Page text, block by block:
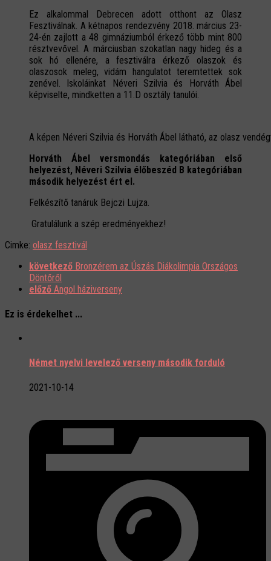
Ez alkalommal Debrecen adott otthont az Olasz
Fesztiválnak. A kétnapos rendezvény 2018. március 23-
24-én zajlott a 48 gimnáziumból érkező több mint 800
résztvevővel. A márciusban szokatlan nagy hideg és a
sok hó ellenére, a fesztiválra érkező olaszok és
olaszosok meleg, vidám hangulatot teremtettek sok
zenével. Iskoláinkat Néveri Szilvia és Horváth Ábel
képviselte, mindketten a 11.D osztály tanulói.
A képen Néveri Szilvia és Horváth Ábel látható, az olasz
Horváth Ábel versmondás kategóriában első
helyezést, Néveri Szilvia élőbeszéd B kategóriában
második helyezést ért el.
Felkészítő tanáruk Bejczi Lujza.
Gratulálunk a szép eredményekhez!
Cimke: olasz fesztivál
következő Bronzérem az Úszás Diákolimpia Országos
Döntőről
előző Angol háziverseny
Ez is érdekelhet ...
Német nyelvi levelező verseny második forduló
2021-10-14